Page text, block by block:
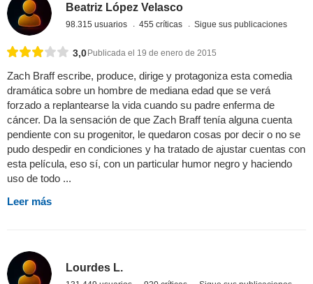
Beatriz López Velasco
98.315 usuarios 455 críticas Sigue sus publicaciones
3,0 Publicada el 19 de enero de 2015
Zach Braff escribe, produce, dirige y protagoniza esta comedia
dramática sobre un hombre de mediana edad que se verá
forzado a replantearse la vida cuando su padre enferma de
cáncer. Da la sensación de que Zach Braff tenía alguna cuenta
pendiente con su progenitor, le quedaron cosas por decir o no se
pudo despedir en condiciones y ha tratado de ajustar cuentas con
esta película, eso sí, con un particular humor negro y haciendo
uso de todo ...
Leer más
Lourdes L.